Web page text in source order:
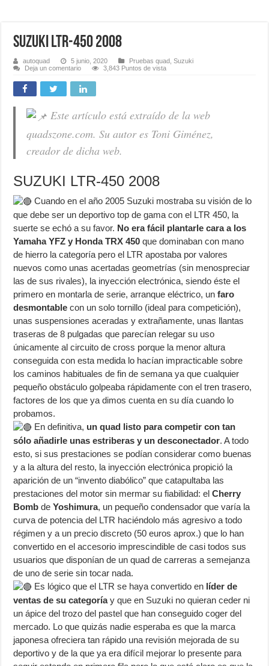
SUZUKI LTR-450 2008
autoquad 5 junio, 2020 Pruebas quad ,Suzuki
Deja un comentario
3,843 Puntos de vista
Este artículo está extraído de la web
quadszone.com. Su autor es Toni Giménez,
creador de dicha web.
SUZUKI LTR-450 2008
Cuando en el año 2005 Suzuki mostraba su visión de lo
que debe ser un deportivo top de gama con el LTR 450, la
suerte se echó a su favor. No era fácil plantarle cara a los
Yamaha YFZ y Honda TRX 450 que dominaban con mano
de hierro la categoría pero el LTR apostaba por valores
nuevos como unas acertadas geometrías (sin menospreciar
las de sus rivales), la inyección electrónica, siendo éste el
primero en montarla de serie, arranque eléctrico, unfaro
desmontable con un solo tornillo (ideal para competición),
unas suspensiones aceradas y extrañamente, unas llantas
traseras de 8 pulgadas que parecían relegar su uso
únicamente al circuito de cross porque la menor altura
conseguida con esta medida lo hacían impracticable sobre
los caminos habituales de fin de semana ya que cualquier
pequeño obstáculo golpeaba rápidamente con el tren trasero,
factores de los que ya dimos cuenta en su día cuando lo
probamos.
En definitiva, un quad listo para competir con tan
sólo añadirle unas estriberas y un desconectador. A todo
esto, si sus prestaciones se podían considerar como buenas
y a la altura del resto, la inyección electrónica propició la
aparición de un “invento diabólico” que catapultaba las
prestaciones del motor sin mermar su fiabilidad: elCherry
Bomb deYoshimura, un pequeño condensador que varía la
curva de potencia del LTR haciéndolo más agresivo a todo
régimen y a un precio discreto (50 euros aprox.) que lo han
convertido en el accesorio imprescindible de casi todos sus
usuarios que disponían de un quad de carreras a semejanza
de uno de serie sin tocar nada.
Es lógico que el LTR se haya convertido en líder de
ventas de su categoríay que en Suzuki no quieran ceder ni
un ápice del trozo del pastel que han conseguido coger del
mercado. Lo que quizás nadie esperaba es que la marca
japonesa ofreciera tan rápido una revisión mejorada de su
deportivo y de la que ya era difícil mejorar lo presente para